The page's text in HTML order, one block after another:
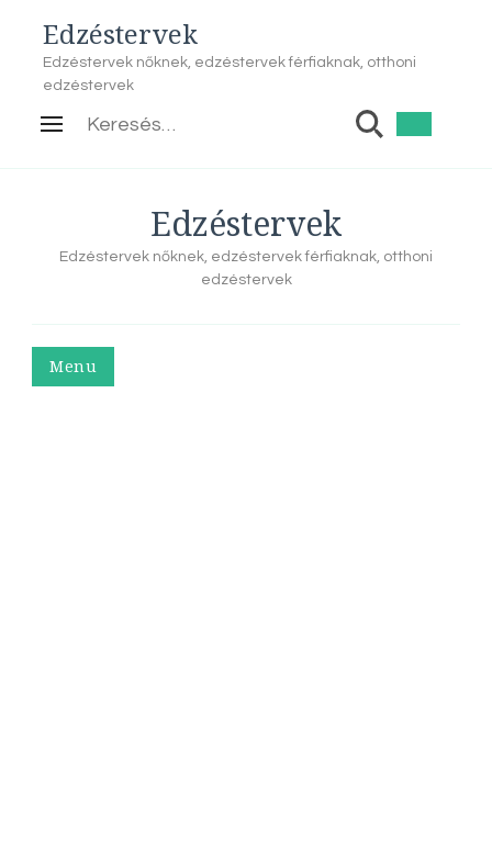
Edzéstervek
Edzéstervek nőknek, edzéstervek férfiaknak, otthoni
edzéstervek
Keresés:
Edzéstervek
Edzéstervek nőknek, edzéstervek férfiaknak, otthoni
edzéstervek
Menu